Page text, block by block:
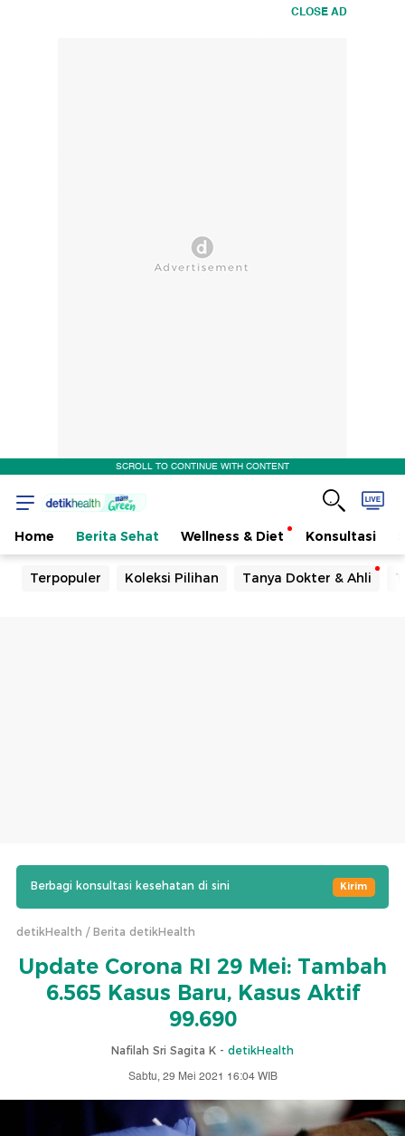
CLOSE AD
SCROLL TO CONTINUE WITH CONTENT
Home Berita Sehat Wellness & Diet Konsultasi
Terpopuler Koleksi Pilihan Tanya Dokter & Ahli
Berbagi konsultasi kesehatan di sini Kirim
detikHealth Berita detikHealth
Update Corona RI 29 Mei: Tambah
6.565 Kasus Baru, Kasus Aktif
99.690
Nafilah Sri Sagita K - detikHealth
Sabtu, 29 Mei 2021 16:04 WIB